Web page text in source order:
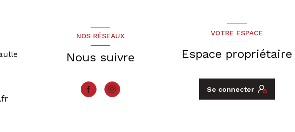
NOS RÉSEAUX
Nous suivre
VOTRE ESPACE
Espace propriétaire
Se connecter